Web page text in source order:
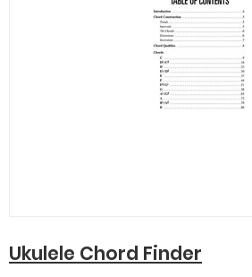
Ukulele Chord Finder